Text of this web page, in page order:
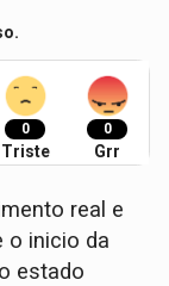
0
Triste
0
Grr
real e
o inicio da
estado